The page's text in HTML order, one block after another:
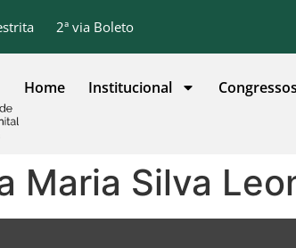
2ª via Boleto
Home Institucional
Maria Silva